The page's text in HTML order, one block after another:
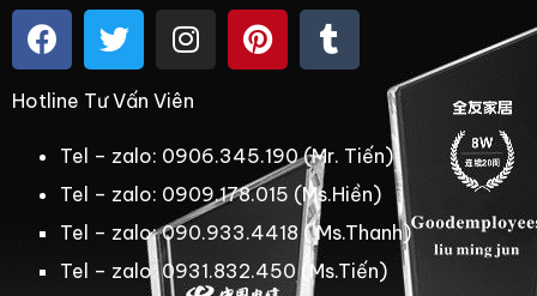
Hotline Tư Vấn Viên
Tel – zalo: 0906.345.190 (Mr. Tiến)
Tel – zalo: 0909.178.015 (Ms.Hiền)
Tel – zalo: 090.933.4418 ( Ms.Thanh)
Tel – zalo: 0931.832.450 (Ms.Tiến)